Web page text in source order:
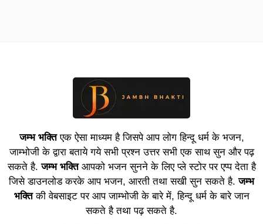
जम्भ भक्तिएक ऐसा माध्यम है जिसपे आप लोग हिन्दू धर्म के भजन,
जाम्भोजी के द्वारा बताये गये सभी प्रश्न उत्तर सभी एक साथ सुन और पढ़
सकते है.जम्भ भक्तिआपको भजन सुनने के लिए प्ले स्टोर पर एप्प देता है
जिसे डाउनलोड करके आप भजन, आरती तथा सखी सुन सकते है.जम्भ
भक्तिकी वेबसाइट पर आप जाम्भोजी के बारे में, हिन्दू धर्म के बारे जान
सकते है तथा पढ़ सकते है.